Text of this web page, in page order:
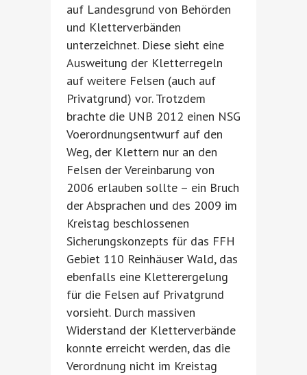
auf Landesgrund von Behörden
und Kletterverbänden
unterzeichnet. Diese sieht eine
Ausweitung der Kletterregeln
auf weitere Felsen (auch auf
Privatgrund) vor. Trotzdem
brachte die UNB 2012 einen NSG
Voerordnungsentwurf auf den
Weg, der Klettern nur an den
Felsen der Vereinbarung von
2006 erlauben sollte – ein Bruch
der Absprachen und des 2009 im
Kreistag beschlossenen
Sicherungskonzepts für das FFH
Gebiet 110 Reinhäuser Wald, das
ebenfalls eine Kletterergelung
für die Felsen auf Privatgrund
vorsieht. Durch massiven
Widerstand der Kletterverbände
konnte erreicht werden, das die
Verordnung nicht im Kreistag